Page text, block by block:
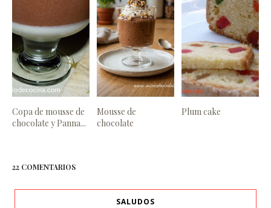
Copa de mousse de
chocolate y Panna...
Mousse de
chocolate
Plum cake
22 COMENTARIOS
SALUDOS